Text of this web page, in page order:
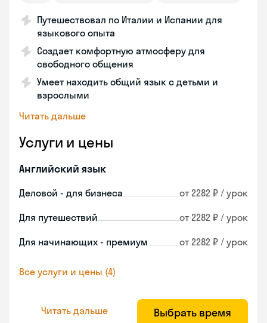
Путешествовал по Италии и Испании для
языкового опыта
Создает комфортную атмосферу для
свободного общения
Умеет находить общий язык с детьми и
взрослыми
Читать дальше
Услуги и цены
Английский язык
Деловой - для бизнеса от 2282 ₽ / урок
Для путешествий от 2282 ₽ / урок
Для начинающих - премиум от 2282 ₽ / урок
Все услуги и цены (4)
Читать дальше Выбрать время